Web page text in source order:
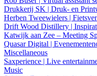
Drukkerij SK | Druk- en
Herben Tweewielers |
Drift Wood Distillery |
Katwijk aan Zee – Meeting
Quasar Digital |
Miscellaneous
Saxperience | Live
Music